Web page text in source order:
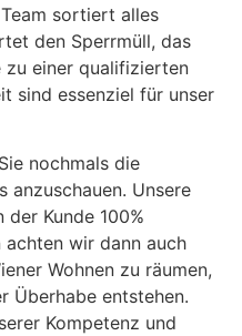
sortiert alles
den Sperrmüll, das
einer qualifizierten
sind essenziel für unser
nochmals die
anzuschauen. Unsere
Kunde 100%
achten wir dann auch
Wohnen zu räumen,
Überhabe entstehen.
Kompetenz und